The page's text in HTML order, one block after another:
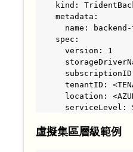
kind:
metadata:
name: backend-
spec:
  version: 1
tenantID:
location:
serviceLevel:
capacityPools:
虛擬集區層級範例